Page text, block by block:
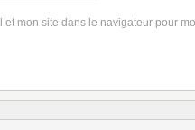
et mon site dans le navigateur pour